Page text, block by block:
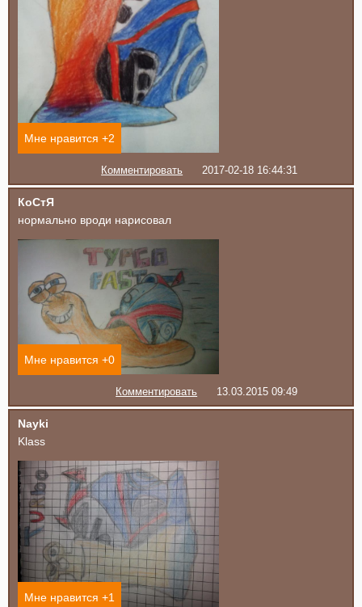
Мне нравится +2
Комментировать 2017-02-18 16:44:31
КоСтЯ
нормально вроди нарисовал
Мне нравится +0
Комментировать 13.03.2015 09:49
Nayki
Klass
Мне нравится +1